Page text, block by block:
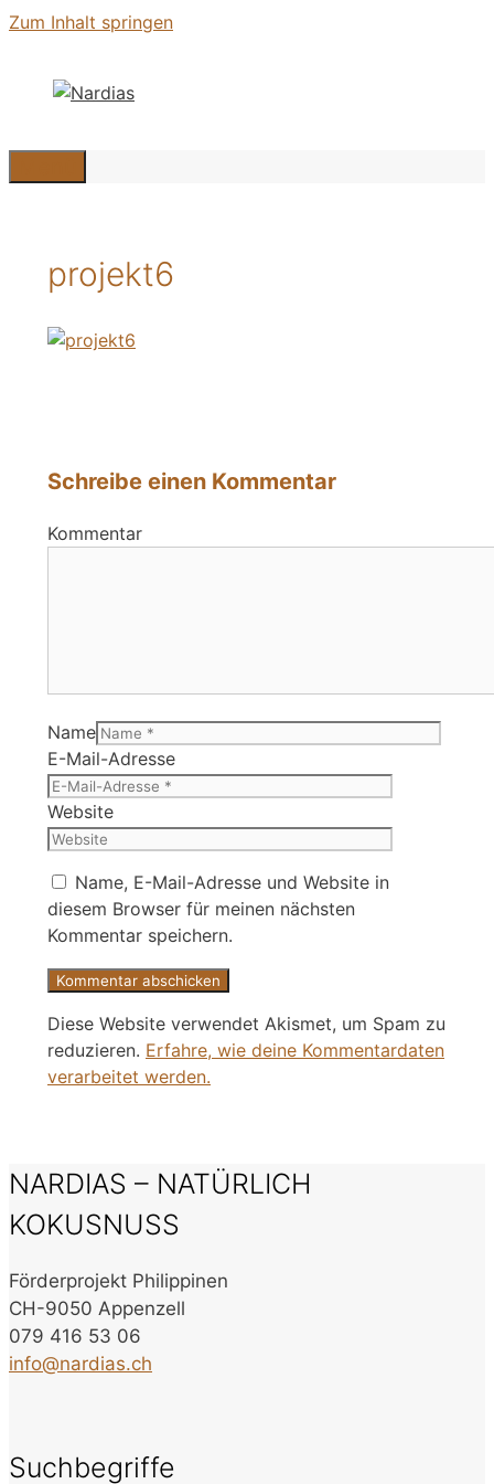
Zum Inhalt springen
projekt6
Schreibe einen Kommentar
Kommentar
Name
E-Mail-Adresse
Website
Name, E-Mail-Adresse und Website in
diesem Browser für meinen nächsten
Kommentar speichern.
Diese Website verwendet Akismet, um Spam zu
reduzieren. Erfahre, wie deine Kommentardaten
verarbeitet werden.
NARDIAS – NATÜRLICH
KOKUSNUSS
Förderprojekt Philippinen
CH-9050 Appenzell
079 416 53 06
info@nardias.ch
Suchbegriffe